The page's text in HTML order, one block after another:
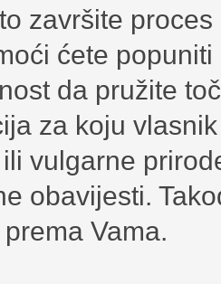
završite
ćete
da pružite
za koju
vulgarne
obavijesti.
Vama.